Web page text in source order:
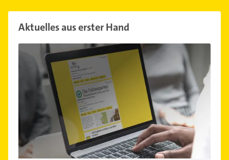
Aktuelles aus erster Hand